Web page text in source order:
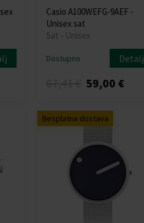
Casio A100WEFG-9AEF -
Unisex sat
Sat - Unisex
Dostupno Detalj
59,00 €
Besplatna dostava